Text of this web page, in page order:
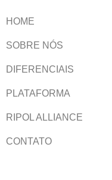
HOME
SOBRE NÓS
DIFERENCIAIS
PLATAFORMA
RIPOL ALLIANCE
CONTATO